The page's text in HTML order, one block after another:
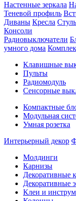
Настенные зеркала
Теневой профиль
Диваны Кресла
Консоли
Радиовыключатели
умного дома
Клавишные
Пульты
Радиомодуль
Сенсорные
Компактные
Модульная
Умная розетка
Интерьерный декор
Молдинги
Карнизы
Декоративные
Декоративные
Клеи и